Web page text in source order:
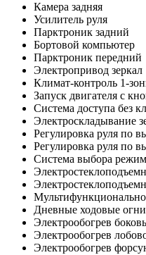
Камера задняя
Усилитель руля
Парктроник задний
Бортовой компьютер
Парктроник передний
Электропривод зеркал
Климат-контроль 1-
Запуск двигателя с
Система доступа без
Электроскладывание
Регулировка руля по
Регулировка руля по
Система выбора
Дневные ходовые огни
Электрообогрев
Электрообогрев
Электрообогрев